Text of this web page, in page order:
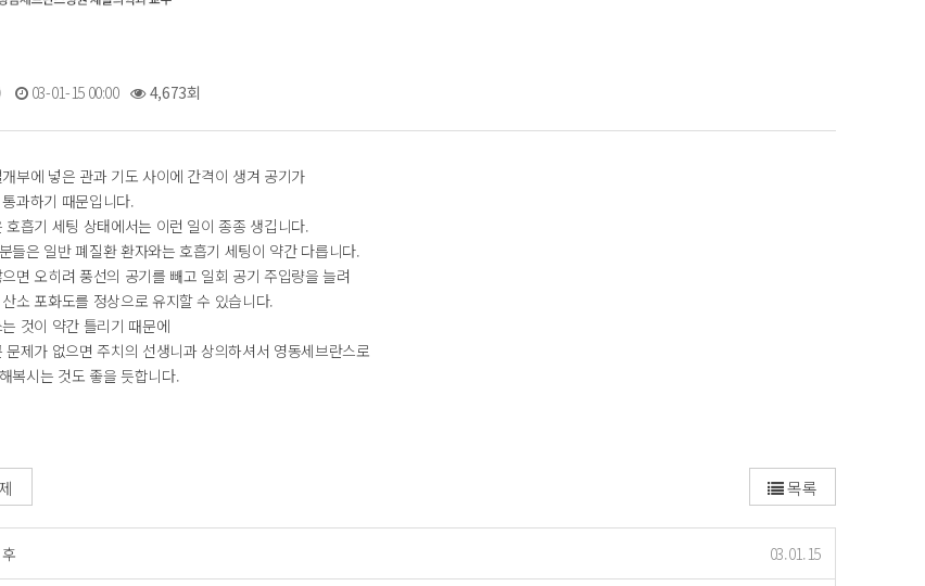
03-01-15 00:00 4,673회
부에 넣은 관과 기도 사이에 간격이 생겨 공기가
과하기 때문입니다.
흡기 세팅 상태에서는 이런 일이 종종 생깁니다.
들은 일반 폐질환 환자와는 호흡기 세팅이 약간 다릅니다.
면 오히려 풍선의 공기를 빼고 일회 공기 주입량을 늘려
소 포화도를 정상으로 유지할 수 있습니다.
것이 약간 틀리기 때문에
제가 없으면 주치의 선생니과 상의하셔서 영동세브란스로
복시는 것도 좋을 듯합니다.
목록
03.01.15